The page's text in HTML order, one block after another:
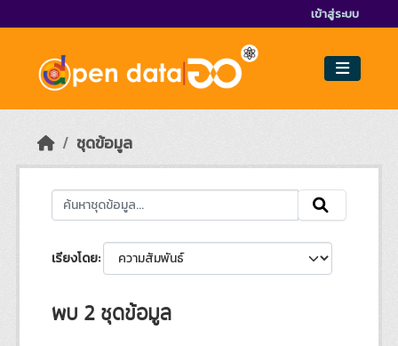
เข้าสู่ระบบ
ชุดข้อมูล
เรียงโดย
พบ 2 ชุดข้อมูล